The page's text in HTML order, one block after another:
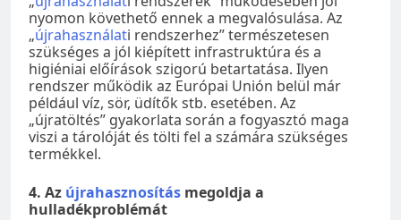
nyomon követhető ennek a megvalósulása. Az
„újrahasználati rendszerhez” természetesen
szükséges a jól kiépített infrastruktúra és a
higiéniai előírások szigorú betartatása. Ilyen
rendszer működik az Európai Unión belül már
például víz, sör, üdítők stb. esetében. Az
„újratöltés” gyakorlata során a fogyasztó maga
viszi a tárolóját és tölti fel a számára szükséges
termékkel.
4. Az újrahasznosítás megoldja a
hulladékproblémát